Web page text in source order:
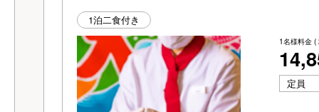
1泊二食付き
1名様料金 (
定員